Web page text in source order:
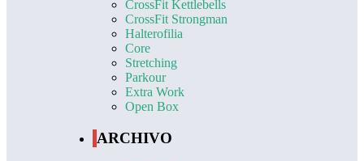
CrossFit Kettlebells
CrossFit Strongman
Halterofilia
Core
Stretching
Parkour
Extra Work
Open Box
ARCHIVO